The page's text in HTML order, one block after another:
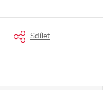
Sdílet